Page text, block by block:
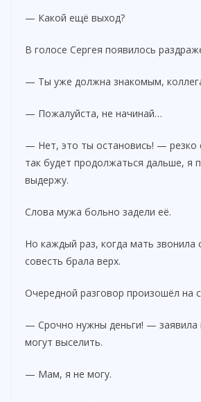
— Какой ещё выход?
В голосе Сергея появилось
— Ты уже должна знакомым,
— Пожалуйста, не начинай…
— Нет, это ты остановись! — резко
так будет продолжаться дальше, я
выдержу.
Слова мужа больно задели её.
Но каждый раз, когда мать звонила
совесть брала верх.
Очередной разговор произошёл на
— Срочно нужны деньги! —
могут выселить.
— Мам, я не могу.